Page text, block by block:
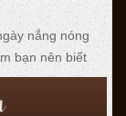
nắng nóng
bạn nên biết